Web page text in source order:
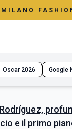
Oscar 2026 Google
e il primo